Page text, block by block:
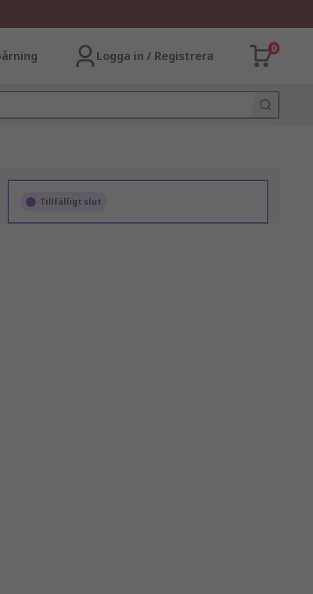
Logga in / Registrera
0
Tillfälligt slut